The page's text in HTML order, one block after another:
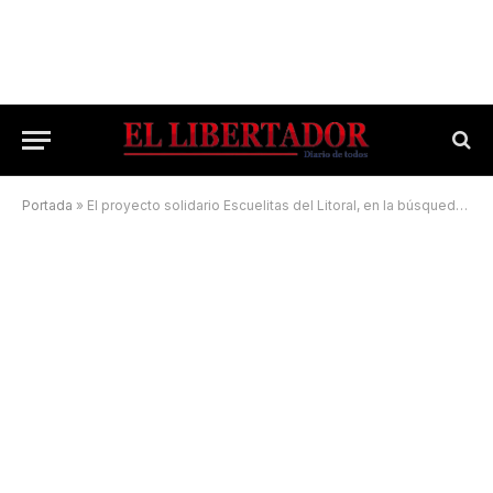
Portada » El proyecto solidario Escuelitas del Litoral, en la búsqueda de padrinos